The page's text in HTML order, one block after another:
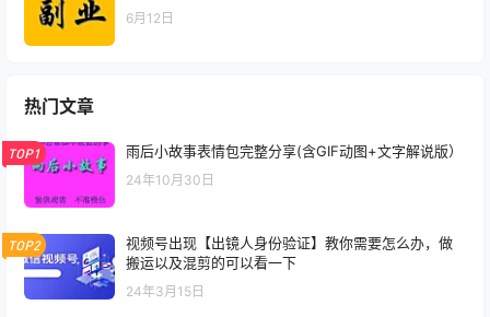
6月12日
热门文章
TOP1 雨后小故事表情包完整分享(含GIF动图+文字解说版）
24年10月30日
TOP2
视频号出现【出镜人身份验证】教你需要怎么办，做
搬运以及混剪的可以看一下
24年3月15日